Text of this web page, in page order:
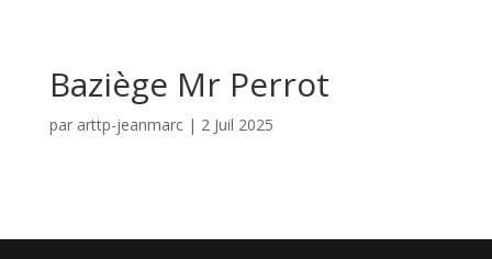
Baziège Mr Perrot
par arttp-jeanmarc| 2 Juil 2025